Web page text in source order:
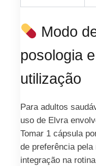
Modo
posologia
utilização
Para adultos
uso de Elvra
Tomar 1 cápsula
de preferência
integração na